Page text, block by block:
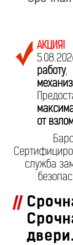
работу
от
служба